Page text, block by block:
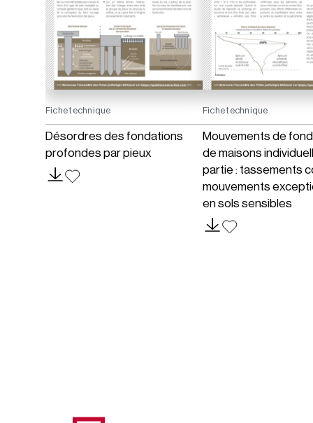
Fiche technique
Désordres des fondations
profondes par pieux
Fiche technique
Mouvements de
de maisons
partie : tassements
mouvements
en sols sensibles